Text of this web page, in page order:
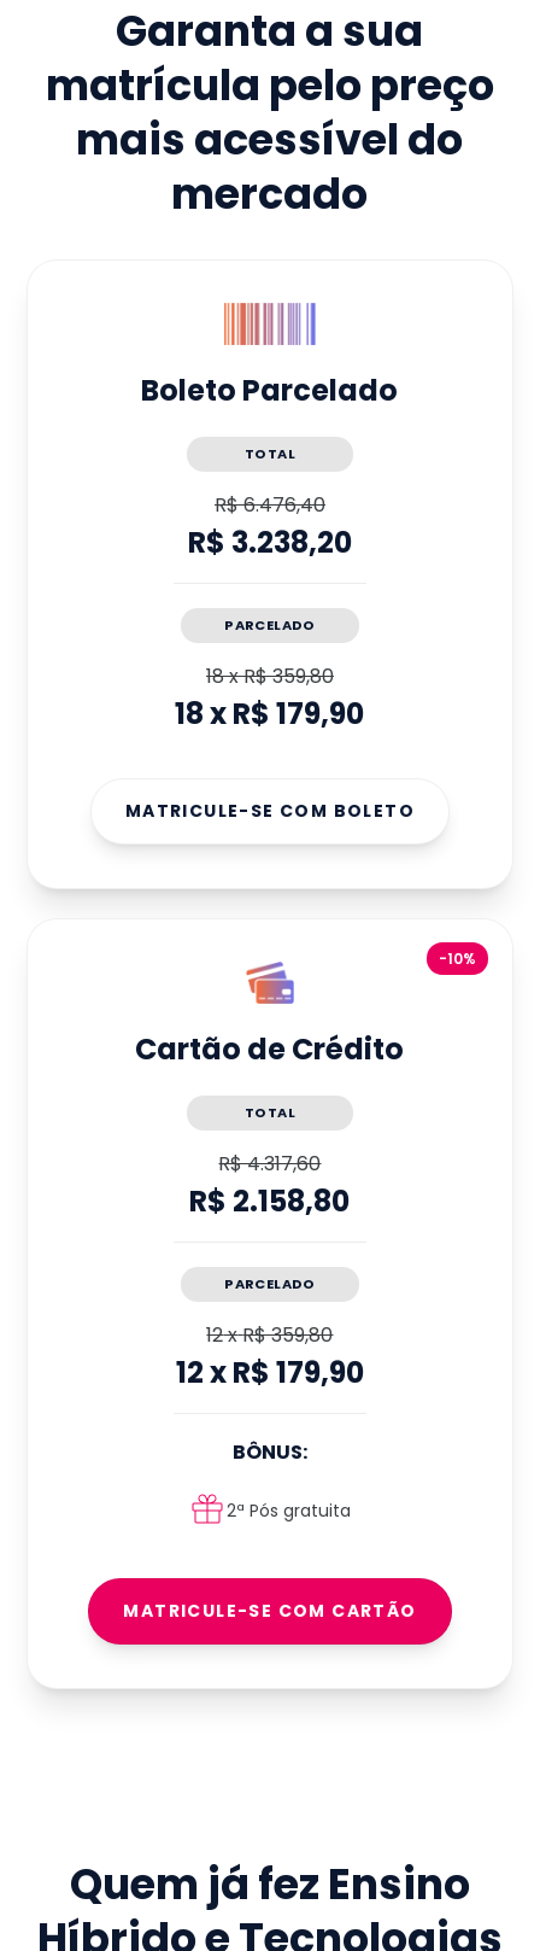
Garanta a sua
matrícula pelo preço
mais acessível do
mercado
Boleto Parcelado
TOTAL
R$ 6.476,40
R$ 3.238,20
PARCELADO
18xR$ 359,80
18xR$ 179,90
MATRICULE-SE COM BOLETO
-10%
Cartão de Crédito
TOTAL
R$ 4.317,60
R$ 2.158,80
PARCELADO
12xR$ 359,80
12xR$ 179,90
BÔNUS:
2ª Pós gratuita
MATRICULE-SE COM CARTÃO
Quem já fez Ensino
Híbrido e Tecnologias